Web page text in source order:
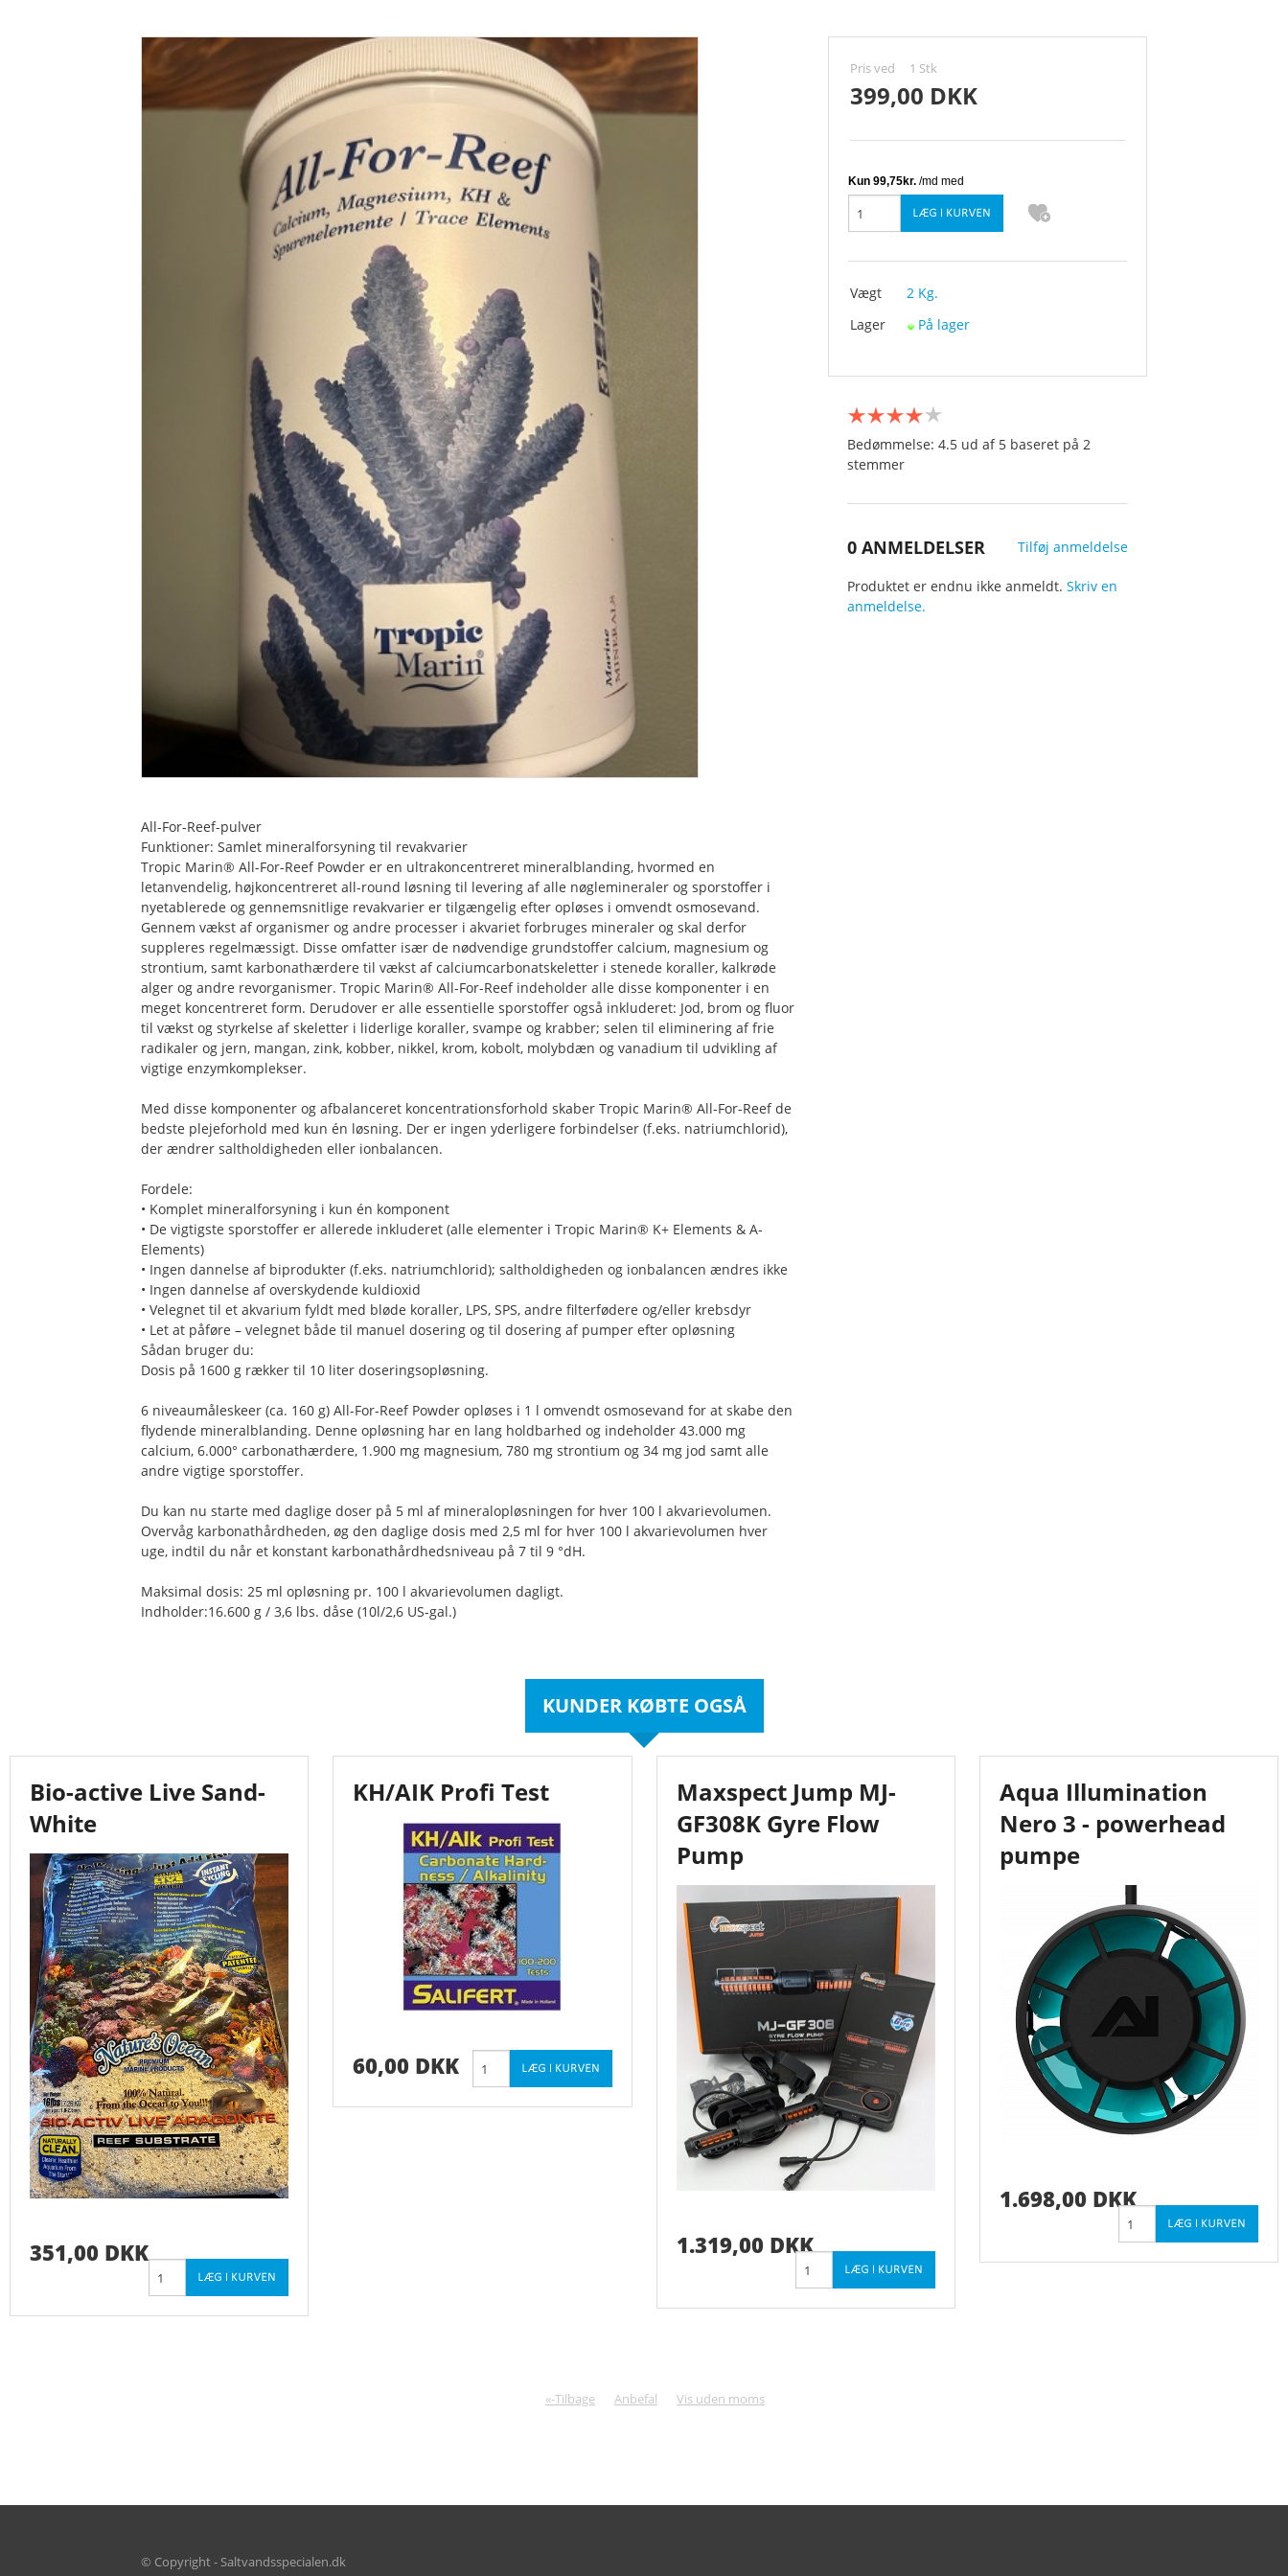
Orphek LED
Tropic Marin
Tunza
Maxspect Jump
All-For-Reef-pulver
Funktioner: Samlet mineralforsyning til revakvarier
Tropic Marin® All-For-Reef Powder er en ultrakoncentreret mineralblanding, hvormed en
letanvendelig, højkoncentreret all-round løsning til levering af alle nøglemineraler og sporstoffer i
nyetablerede og gennemsnitlige revakvarier er tilgængelig efter opløses i omvendt osmosevand.
Gennem vækst af organismer og andre processer i akvariet forbruges mineraler og skal derfor
suppleres regelmæssigt. Disse omfatter især de nødvendige grundstoffer calcium, magnesium og
strontium, samt karbonathærdere til vækst af calciumcarbonatskeletter i stenede koraller, kalkrøde
alger og andre revorganismer. Tropic Marin® All-For-Reef indeholder alle disse komponenter i en
meget koncentreret form. Derudover er alle essentielle sporstoffer også inkluderet: Jod, brom og fluor
til vækst og styrkelse af skeletter i liderlige koraller, svampe og krabber; selen til eliminering af frie
radikaler og jern, mangan, zink, kobber, nikkel, krom, kobolt, molybdæn og vanadium til udvikling af
vigtige enzymkomplekser.
Med disse komponenter og afbalanceret koncentrationsforhold skaber Tropic Marin® All-For-Reef de
bedste plejeforhold med kun én løsning. Der er ingen yderligere forbindelser (f.eks. natriumchlorid),
der ændrer saltholdigheden eller ionbalancen.
Fordele:
• Komplet mineralforsyning i kun én komponent
• De vigtigste sporstoffer er allerede inkluderet (alle elementer i Tropic Marin® K+ Elements & A-
Elements)
• Ingen dannelse af biprodukter (f.eks. natriumchlorid); saltholdigheden og ionbalancen ændres ikke
• Ingen dannelse af overskydende kuldioxid
• Velegnet til et akvarium fyldt med bløde koraller, LPS, SPS, andre filterfødere og/eller krebsdyr
• Let at påføre – velegnet både til manuel dosering og til dosering af pumper efter opløsning
Sådan bruger du:
Dosis på 1600 g rækker til 10 liter doseringsopløsning.
6 niveaumåleskeer (ca. 160 g) All-For-Reef Powder opløses i 1 l omvendt osmosevand for at skabe den
flydende mineralblanding. Denne opløsning har en lang holdbarhed og indeholder 43.000 mg
calcium, 6.000° carbonathærdere, 1.900 mg magnesium, 780 mg strontium og 34 mg jod samt alle
andre vigtige sporstoffer.
Du kan nu starte med daglige doser på 5 ml af mineralopløsningen for hver 100 l akvarievolumen.
Overvåg karbonathårdheden, øg den daglige dosis med 2,5 ml for hver 100 l akvarievolumen hver
uge, indtil du når et konstant karbonathårdhedsniveau på 7 til 9 °dH.
Maksimal dosis: 25 ml opløsning pr. 100 l akvarievolumen dagligt.
Indholder:16.600 g / 3,6 lbs. dåse (10l/2,6 US-gal.)
Pris ved 1 Stk
399,00 DKK
Vægt 2 Kg.
Lager
På lager
Bedømmelse: 4.5 ud af 5 baseret på 2
stemmer
0 ANMELDELSER Tilføj anmeldelse
Produktet er endnu ikke anmeldt. Skriv en
anmeldelse.
KUNDER KØBTE OGSÅ
Bio-active Live Sand-
White
351,00 DKK
KH/AIK Profi Test
60,00 DKK
Maxspect Jump MJ-
GF308K Gyre Flow
Pump
1.319,00 DKK
Aqua Illumination
Nero 3 - powerhead
pumpe
1.698,00 DKK
«-Tilbage Anbefal Vis uden moms
© Copyright - Saltvandsspecialen.dk